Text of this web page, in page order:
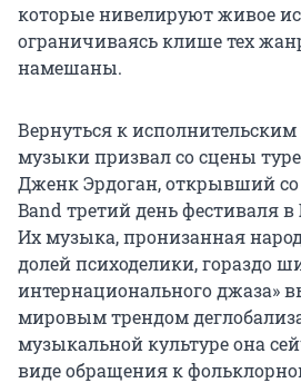
которые нивелируют живое
ограничиваясь клише тех
намешаны.
Вернуться к
музыки призвал со сцены
Дженк Эрдоган, открывший
Band третий день фестиваля
Их музыка, пронизанная
долей психоделики, гораздо
интернационального джаза»
мировым трендом
музыкальной культуре она
виде обращения к